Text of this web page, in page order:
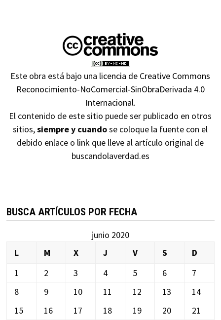
Este obra está bajo una licencia de Creative Commons
Reconocimiento-NoComercial-SinObraDerivada 4.0
Internacional.
El contenido de este sitio puede ser publicado en otros
sitios,siempre y cuandose coloque la fuente con el
debido enlace o link que lleve al artículo original de
buscandolaverdad.es
BUSCA ARTÍCULOS POR FECHA
junio 2020
L
M X J V S
D
1
2 3 4 5 6
7
8
9 10 11 12 13
14
15
16 17 18 19 20 21